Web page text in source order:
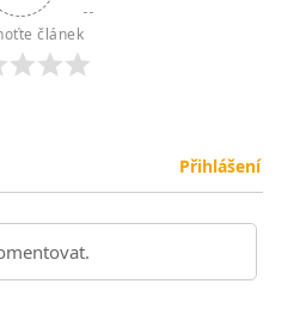
článek
Přihlášení